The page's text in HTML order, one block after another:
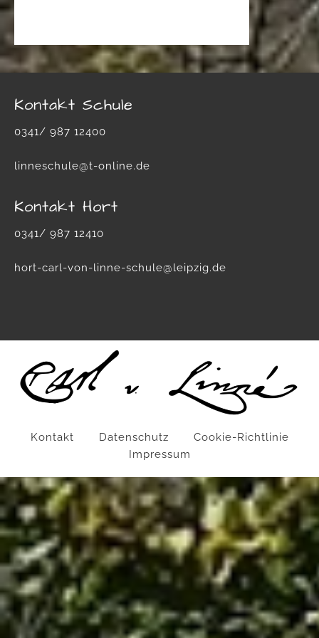
Kontakt Schule
0341/ 987 12400
linneschule@t-online.de
Kontakt Hort
0341/ 987 12410
hort-carl-von-linne-schule@leipzig.de
Kontakt Datenschutz
Cookie-Richtlinie
Impressum